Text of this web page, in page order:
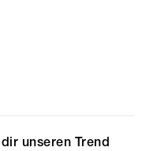
unseren Trend